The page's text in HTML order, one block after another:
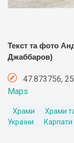
Текст та фото
Джаббаров)
47.873756,
Maps
Храми Храми
України
Карпати